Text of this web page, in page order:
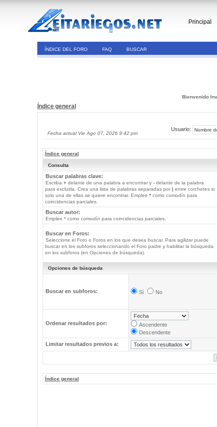
Principal
ÍNDICE DEL FORO FAQ BUSCAR
Bienvenido
Índice general
Fecha actual Vie Ago 07, 2026 9:42 pm
Usuario:
Índice general
Consulta
Buscar palabras clave:
Escriba +delante de una palabra a encontrar y -delante de la palabra
para excluirla. Crea una lista de palabras separadas por | entre corchetes si
solo una de ellas se quiere encontrar. Emplee *como comodín para
coincidencias parciales.
Buscar autor:
Emplee * como comodín para coincidencias parciales.
Buscar en Foros:
Seleccione el Foro o Foros en los que desea buscar. Para agilizar puede
buscar en los subforos seleccionando el Foro padre y habilitar la búsqueda
en los subforos (en Opciones de búsqueda).
Opciones de búsqueda
Buscar en subforos: Sí No
Ordenar resultados por:
Ascendente
Descendente
Limitar resultados previos a:
Índice general